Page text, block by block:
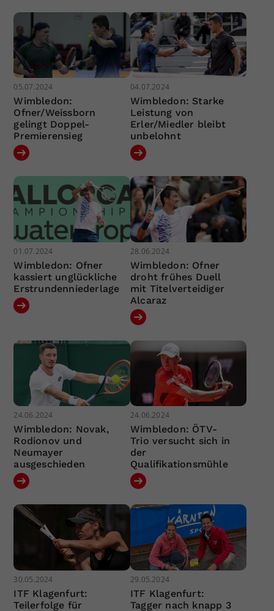
05.07.2024
Wimbledon:
Ofner/Weissborn
gelingt Doppel-
Premierensieg
04.07.2024
Wimbledon: Starke
Leistung von
Erler/Miedler bleibt
unbelohnt
01.07.2024
Wimbledon: Ofner
kassiert unglückliche
Erstrundenniederlage
28.06.2024
Wimbledon: Ofner
droht frühes Duell
mit Titelverteidiger
Alcaraz
24.06.2024
Wimbledon: Novak,
Rodionov und
Neumayer
ausgeschieden
24.06.2024
Wimbledon: ÖTV-
Trio versucht sich in
der
Qualifikationsmühle
30.05.2024
ITF Klagenfurt:
Teilerfolge für
29.05.2024
ITF Klagenfurt:
Tagger nach knapp 3